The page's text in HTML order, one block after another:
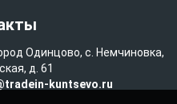
Одинцово, с. Немчиновка,
д. 61
kuntsevo.ru